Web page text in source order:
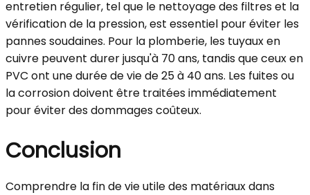
entretien régulier, tel que le nettoyage des filtres et la
vérification de la pression, est essentiel pour éviter les
pannes soudaines. Pour la plomberie, les tuyaux en
cuivre peuvent durer jusqu'à 70 ans, tandis que ceux en
PVC ont une durée de vie de 25 à 40 ans. Les fuites ou
la corrosion doivent être traitées immédiatement
pour éviter des dommages coûteux.
Conclusion
Comprendre la fin de vie utile des matériaux dans